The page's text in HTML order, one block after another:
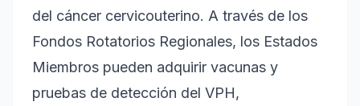
del cáncer cervicouterino. A través de los
Fondos Rotatorios Regionales, los Estados
Miembros pueden adquirir vacunas y
pruebas de detección del VPH,